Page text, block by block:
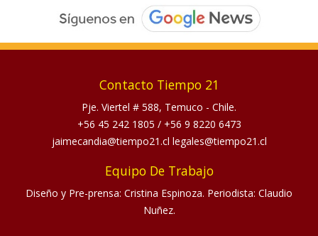
Contacto Tiempo 21
Pje. Viertel # 588, Temuco - Chile.
+56 45 242 1805 / +56 9 8220 6473
jaimecandia@tiempo21.cl legales@tiempo21.cl
Equipo De Trabajo
Diseño y Pre-prensa: Cristina Espinoza. Periodista: Claudio
Nuñez.